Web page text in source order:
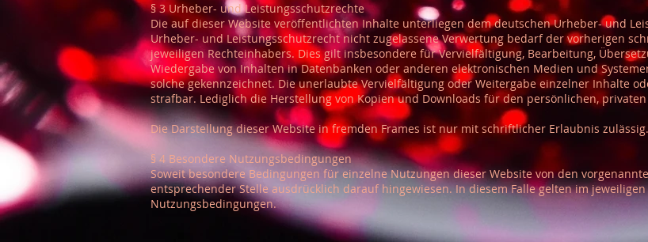
§ 3 Urheber- und Leistungsschutzrechte
Die auf dieser Website veröffentlichten Inhalte unterliegen dem deutschen Urheber- und
Urheber- und Leistungsschutzrecht nicht zugelassene Verwertung bedarf der vorherigen
jeweiligen Rechteinhabers. Dies gilt insbesondere für Vervielfältigung, Bearbeitung,
Wiedergabe von Inhalten in Datenbanken oder anderen elektronischen Medien und
solche gekennzeichnet. Die unerlaubte Vervielfältigung oder Weitergabe einzelner Inhalte
strafbar. Lediglich die Herstellung von Kopien und Downloads für den persönlichen,
Die Darstellung dieser Website in fremden Frames ist nur mit schriftlicher Erlaubnis zulässig.
§ 4 Besondere Nutzungsbedingungen
Soweit besondere Bedingungen für einzelne Nutzungen dieser Website von den
entsprechender Stelle ausdrücklich darauf hingewiesen. In diesem Falle gelten im
Nutzungsbedingungen.